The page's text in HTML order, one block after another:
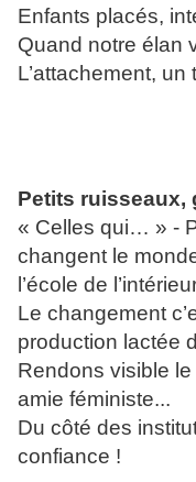
Enfants placés,
Quand notre élan
L’attachement, un
Petits ruisseaux,
« Celles qui… » -
changent le
l’école de
Le changement
production lactée
Rendons visible
amie féministe...
Du côté des
confiance !